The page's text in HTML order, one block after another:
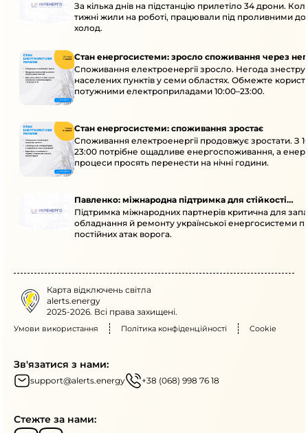
За кілька днів на підстанцію прилетіло 34 дрони.
тижні жили на роботі, працювали під проливними
холод.
Стан енергосистеми: зросло споживання через
Споживання електроенергії зросло. Негода
населених пунктів у семи областях. Обмежте
потужними електроприладами 10:00–23:00.
Стан енергосистеми: споживання зростає
Споживання електроенергії продовжує зростати. З
23:00 потрібне ощадливе енергоспоживання, а
процеси просять перенести на нічні години.
Павленко: міжнародна підтримка для стійкості
енергосистеми
Підтримка міжнародних партнерів критична для
обладнання й ремонту української енергосистеми
постійних атак ворога.
Карта відключень світла
alerts.energy
2025-2026. Всі права захищені.
Умови використання Політика конфіденційності Cookie
Зв'язатися з нами:
support@alerts.energy +38 (068) 998 76 18
Стежте за нами: